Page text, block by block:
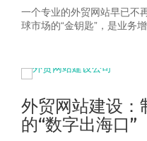
一个专业的外贸网站早已不
球市场的“金钥匙”，是业务
外贸网站建设：
的“数字出海口”